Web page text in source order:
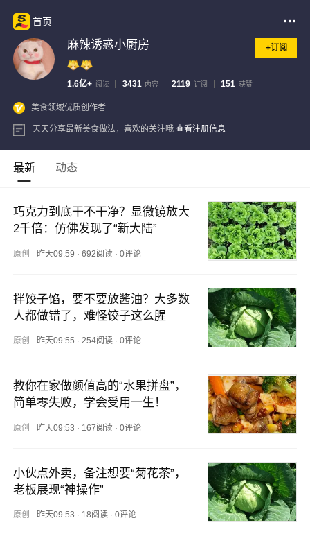
首页
麻辣诱惑小厨房 +订阅
1.6亿+ 阅读 3431 内容 2119 订阅 151 获赞
美食领域优质创作者
天天分享最新美食做法，喜欢的关注哦 查看注册信息
最新 动态
巧克力到底干不干净？显微镜放大
2千倍：仿佛发现了“新大陆”
原创 昨天09:59 · 692阅读· 0评论
拌饺子馅，要不要放酱油？大多数
人都做错了，难怪饺子这么腥
原创 昨天09:55 · 254阅读· 0评论
教你在家做颜值高的“水果拼盘”，
简单零失败，学会受用一生！
原创 昨天09:53 · 167阅读· 0评论
小伙点外卖，备注想要“菊花茶”，
老板展现“神操作”
原创 昨天09:53 · 18阅读· 0评论